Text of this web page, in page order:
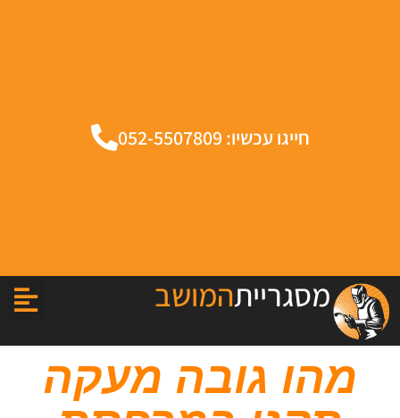
חייגו עכשיו: 052-5507809
מסגרייתהמושב
מהו גובה מעקה